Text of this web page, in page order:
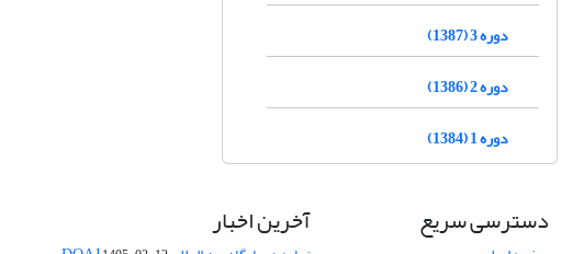
دوره 3 (1387)
دوره 2 (1386)
دوره 1 (1384)
دسترسی سریع آخرین اخبار